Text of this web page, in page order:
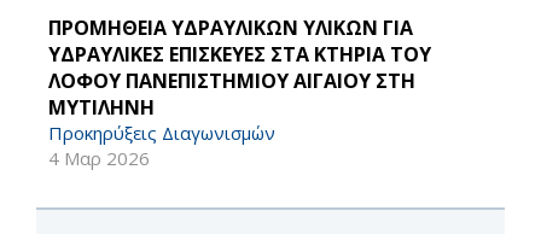
ΠΡΟΜΗΘΕΙΑ ΥΔΡΑΥΛΙΚΩΝ ΥΛΙΚΩΝ ΓΙΑ
ΥΔΡΑΥΛΙΚΕΣ ΕΠΙΣΚΕΥΕΣ ΣΤΑ ΚΤΗΡΙΑ ΤΟΥ
ΛΟΦΟΥ ΠΑΝΕΠΙΣΤΗΜΙΟΥ ΑΙΓΑΙΟΥ ΣΤΗ
ΜΥΤΙΛΗΝΗ
Προκηρύξεις Διαγωνισμών
4 Μαρ 2026